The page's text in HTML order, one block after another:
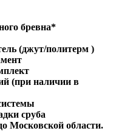
бревна*
(джут/политерм )
(при наличии в
сруба
Московской области.